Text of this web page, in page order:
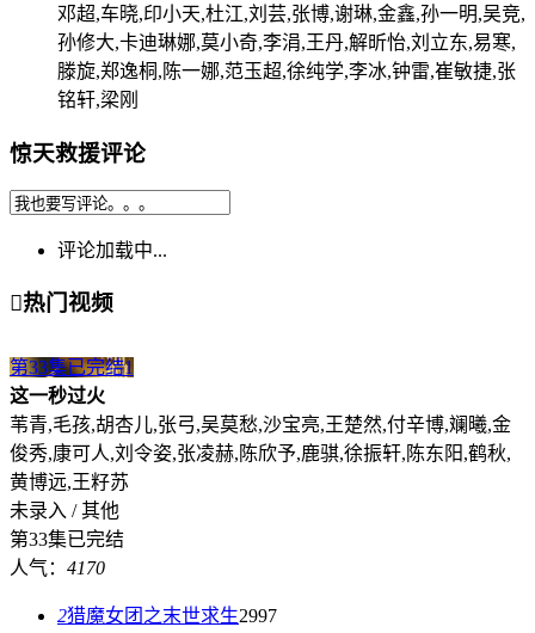
邓超,车晓,印小天,杜江,刘芸,张博,谢琳,金鑫,孙一明,吴竞,
孙修大,卡迪琳娜,莫小奇,李涓,王丹,解昕怡,刘立东,易寒,
滕旋,郑逸桐,陈一娜,范玉超,徐纯学,李冰,钟雷,崔敏捷,张
铭轩,梁刚
惊天救援评论
评论加载中...
热门视频
第33集已完结1
这一秒过火
苇青,毛孩,胡杏儿,张弓,吴莫愁,沙宝亮,王楚然,付辛博,斓曦,金
俊秀,康可人,刘令姿,张凌赫,陈欣予,鹿骐,徐振轩,陈东阳,鹤秋,
黄博远,王籽苏
未录入 / 其他
第33集已完结
人气： 4170
2猎魔女团之末世求生2997